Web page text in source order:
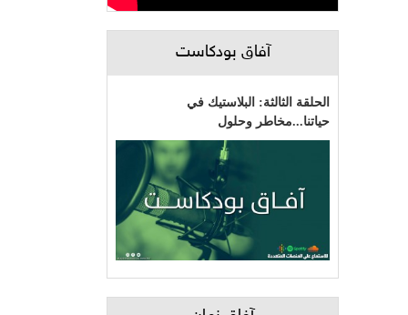
آفاق بودكاست
الحلقة الثالثة: البلاستيك في
حياتنا...مخاطر وحلول